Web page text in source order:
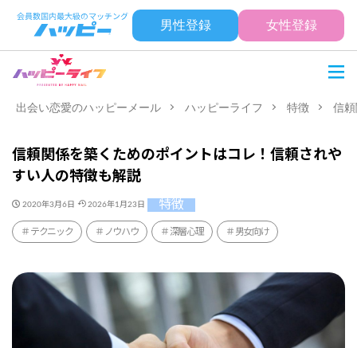
男性登録 女性登録
出会い恋愛のハッピーメール ハッピーライフ 特徴 信
信頼関係を築くためのポイントはコレ！信頼されや
すい人の特徴も解説
2020年3月6日 2026年1月23日 特徴
テクニック ノウハウ 深層心理 男女向け